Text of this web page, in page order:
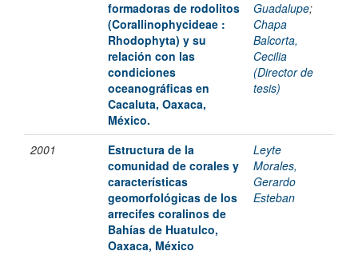
formadoras de rodolitos
(Corallinophycideae :
Rhodophyta) y su
relación con las
condiciones
oceanográficas en
Cacaluta, Oaxaca,
México.
Guadalupe;
Chapa
Balcorta,
Cecilia
(Director de
tesis)
2001
Estructura de la
comunidad de corales y
características
geomorfológicas de los
arrecifes coralinos de
Bahías de Huatulco,
Oaxaca, México
Leyte
Morales,
Gerardo
Esteban